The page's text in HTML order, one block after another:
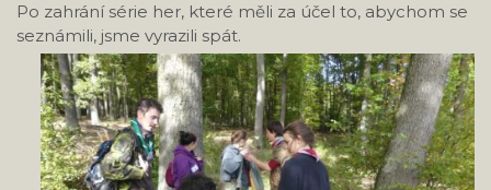
TÁBORY
Po zahrání série her, které měli za účel to, abychom se
seznámili, jsme vyrazili spát.